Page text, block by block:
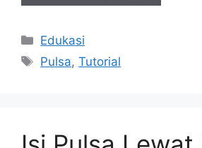
Kategori
Edukasi
Tag
Pulsa,Tutorial